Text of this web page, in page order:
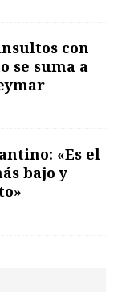
con
se suma a
«Es el
bajo y